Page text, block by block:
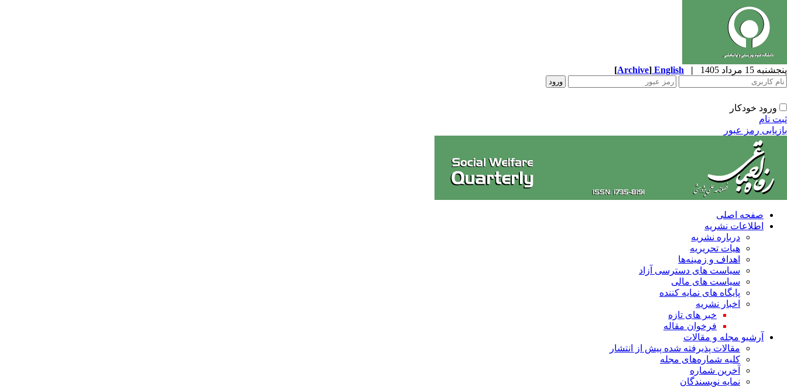
پنجشنبه 15 مرداد 1405 |
English
[Archive]
ورود خودکار
ثبت نام
بازیابی رمز عبور
صفحه اصلی
اطلاعات نشریه
درباره نشریه
هیات تحریریه
اهداف و زمینه‌ها
سیاست های دسترسی آزاد
سیاست های مالی
پایگاه های نمایه کننده
اخبار نشریه
خبر های تازه
فرخوان مقاله
آرشیو مجله و مقالات
مقالات پذیرفته شده پیش از انتشار
کلیه شماره‌های مجله
آخرین شماره
نمایه نویسندگان